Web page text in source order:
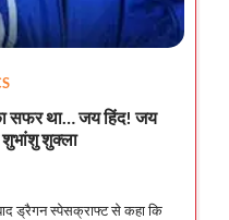
सफर था… जय हिंद! जय
शुभांशु शुक्ला
ड्रैगन स्पेसक्राफ्ट से कहा कि